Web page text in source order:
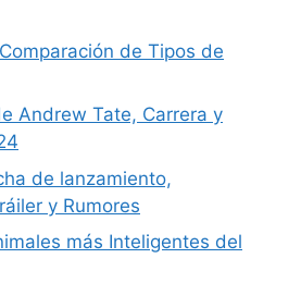
de Tipos de
Andrew Tate, Carrera y
de lanzamiento,
y Rumores
más Inteligentes del